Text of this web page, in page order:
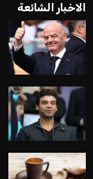
الاخبار الشائعة